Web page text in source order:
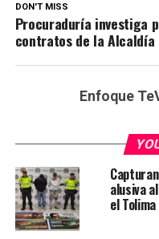
DON'T MISS
Procuraduría investiga
contratos de la Alcaldía
Enfoque
alusiva
el Tolima